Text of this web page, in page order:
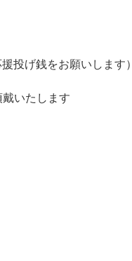
投げ銭をお願いします）
戴いたします